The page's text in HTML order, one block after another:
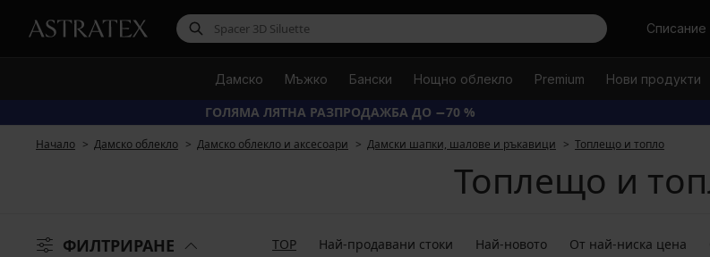
ТърсиСписание
Дамско Мъжко Бански Нощно облекло Premium Нови продукти
ГОЛЯМА ЛЯТНА РАЗПРОДАЖБА ДО −70 %
Начало Дамско облекло Дамско облекло и аксесоари Дамски шапки, шалове и ръкавици Топлещо и топло
Топлещо и
ФИЛТРИРАНЕ TOP Най-продавани стоки Най-новото От най-ниска цена